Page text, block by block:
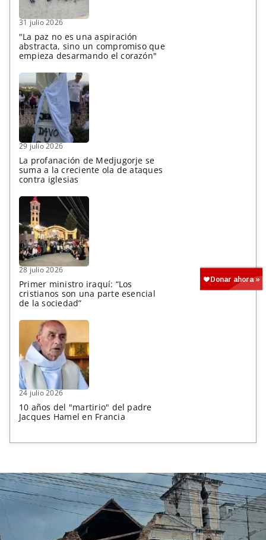
31 julio 2026
"La paz no es una aspiración
abstracta, sino un compromiso que
empieza desarmando el corazón"
29 julio 2026
La profanación de Medjugorje se
suma a la creciente ola de ataques
contra iglesias
28 julio 2026
Primer ministro iraquí: “Los
cristianos son una parte esencial
de la sociedad”
24 julio 2026
10 años del "martirio" del padre
Jacques Hamel en Francia